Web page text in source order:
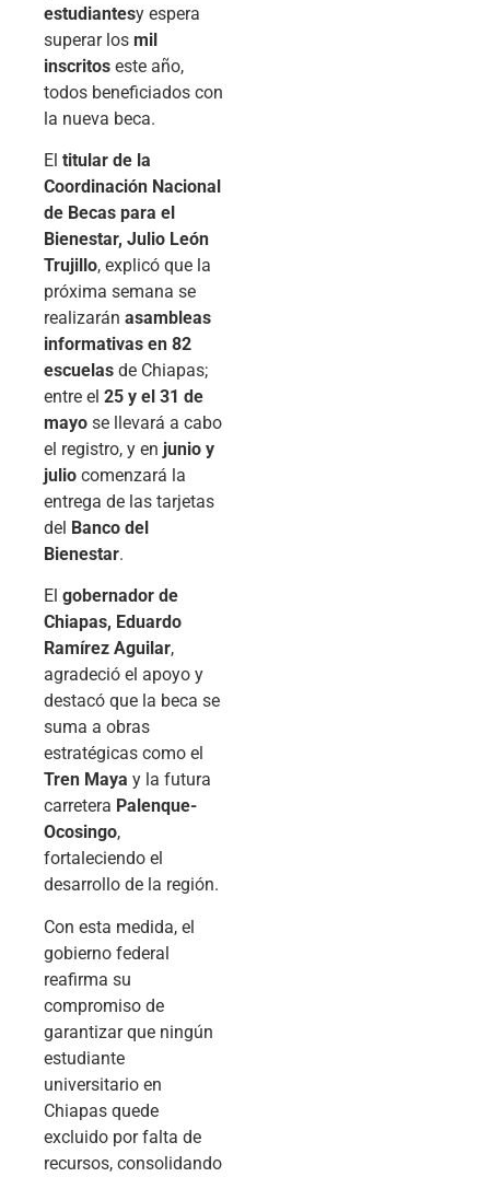
estudiantesy espera
superar los mil
inscritos este año,
todos beneficiados con
la nueva beca.
El titular de la
Coordinación Nacional
de Becas para el
Bienestar, Julio León
Trujillo, explicó que la
próxima semana se
realizarán asambleas
informativas en 82
escuelas de Chiapas;
entre el 25 y el 31 de
mayo se llevará a cabo
el registro, y en junio y
julio comenzará la
entrega de las tarjetas
del Banco del
Bienestar.
El gobernador de
Chiapas, Eduardo
Ramírez Aguilar,
agradeció el apoyo y
destacó que la beca se
suma a obras
estratégicas como el
Tren Maya y la futura
carretera Palenque-
Ocosingo,
fortaleciendo el
desarrollo de la región.
Con esta medida, el
gobierno federal
reafirma su
compromiso de
garantizar que ningún
estudiante
universitario en
Chiapas quede
excluido por falta de
recursos, consolidando